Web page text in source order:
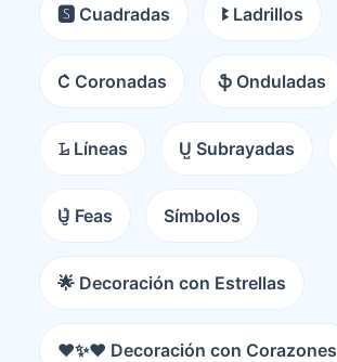
🆂 Cuadradas ꔪ Ladrillos
C͛ Coronadas ֆ Onduladas
𝙻̷ Líneas U̺ Subrayadas
U̵̮̽ Feas Símbolos
🌟 Decoración con Estrellas
❤️✨❤️ Decoración con Corazones